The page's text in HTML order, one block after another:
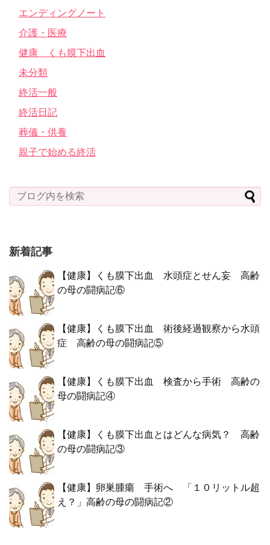
エンディングノート
介護・医療
健康 くも膜下出血
未分類
終活一般
終活日記
葬儀・供養
親子で始める終活
新着記事
【健康】くも膜下出血 水頭症とせん妄 高齢
の母の闘病記⑥
【健康】くも膜下出血 術後経過観察から水頭
症 高齢の母の闘病記⑤
【健康】くも膜下出血 検査から手術 高齢の
母の闘病記④
【健康】くも膜下出血とはどんな病気？ 高齢
の母の闘病記③
【健康】卵巣腫瘍 手術へ 「１０リットル超
え？」高齢の母の闘病記②